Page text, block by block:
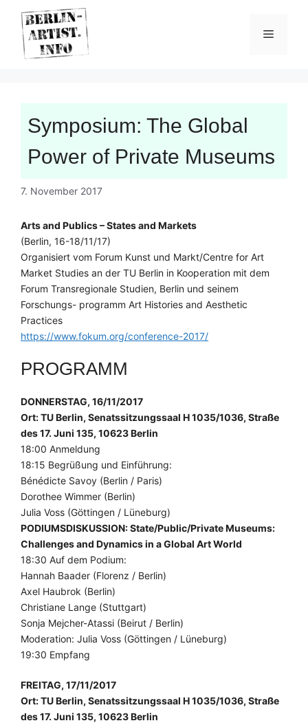
content
Menu
Symposium: The Global
Power of Private Museums
7. November 2017
Arts and Publics – States and Markets
(Berlin, 16-18/11/17)
Organisiert vom Forum Kunst und Markt/Centre for Art
Market Studies an der TU Berlin in Kooperation mit dem
Forum Transregionale Studien, Berlin und seinem
Forschungs- programm Art Histories and Aesthetic
Practices
https://www.fokum.org/conference-2017/
PROGRAMM
DONNERSTAG, 16/11/2017
Ort: TU Berlin, Senatssitzungssaal H 1035/1036, Straße
des 17. Juni 135, 10623 Berlin
18:00 Anmeldung
18:15 Begrüßung und Einführung:
Bénédicte Savoy (Berlin / Paris)
Dorothee Wimmer (Berlin)
Julia Voss (Göttingen / Lüneburg)
PODIUMSDISKUSSION: State/Public/Private Museums:
Challenges and Dynamics in a Global Art World
18:30 Auf dem Podium:
Hannah Baader (Florenz / Berlin)
Axel Haubrok (Berlin)
Christiane Lange (Stuttgart)
Sonja Mejcher-Atassi (Beirut / Berlin)
Moderation: Julia Voss (Göttingen / Lüneburg)
19:30 Empfang
FREITAG, 17/11/2017
Ort: TU Berlin, Senatssitzungssaal H 1035/1036, Straße
des 17. Juni 135, 10623 Berlin